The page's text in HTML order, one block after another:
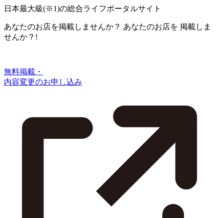
日本最大級(※1)の総合ライフポータルサイト
あなたのお店を掲載しませんか？ あなたのお店を 掲載しま
せんか？!
無料掲載・
内容変更のお申し込み